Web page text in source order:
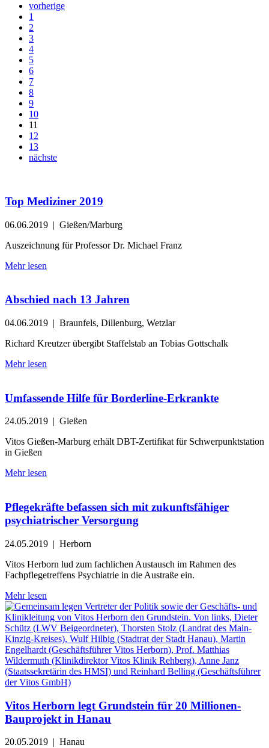
vorherige
1
2
3
4
5
6
7
8
9
10
11
12
13
nächste
Top Mediziner 2019
06.06.2019 | Gießen/Marburg
Auszeichnung für Professor Dr. Michael Franz
Mehr lesen
Abschied nach 13 Jahren
04.06.2019 | Braunfels, Dillenburg, Wetzlar
Richard Kreutzer übergibt Staffelstab an Tobias Gottschalk
Mehr lesen
Umfassende Hilfe für Borderline-Erkrankte
24.05.2019 | Gießen
Vitos Gießen-Marburg erhält DBT-Zertifikat für Schwerpunktstation
in Gießen
Mehr lesen
Pflegekräfte befassen sich mit zukunftsfähiger
psychiatrischer Versorgung
24.05.2019 | Herborn
Vitos Herborn lud zum fachlichen Austausch im Rahmen des
Fachpflegetreffens Psychiatrie in die Austraße ein.
Mehr lesen
Vitos Herborn legt Grundstein für 20 Millionen-
Bauprojekt in Hanau
20.05.2019 | Hanau